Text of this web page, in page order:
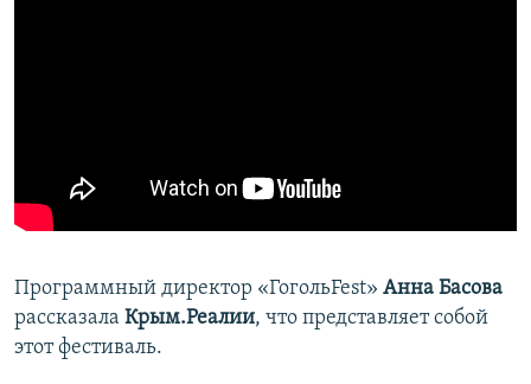
Программный директор «ГогольFest» Анна Басова
рассказала Крым.Реалии, что представляет собой
этот фестиваль.